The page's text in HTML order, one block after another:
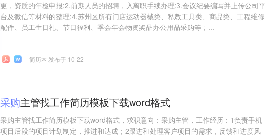
更，资质的年检申报;2.前期人员的招聘，入离职手续办理;3.会议纪要编写并上传公司平
台及微信等材料的整理;4.苏州区所有门店运动器械类、私教工具类、商品类、工程维修
配件、员工生日礼、节日福利、季会年会物资奖品办公用品采购等；...
简历本 发布于 10-22
采购主管找工作简历模板下载word格式
采购主管找工作简历模板下载word格式，求职意向：采购主管，工作经历：1负责手机
项目后段的项目计划制定，推进和达成；2跟进和处理客户项目的需求，反馈和进度风